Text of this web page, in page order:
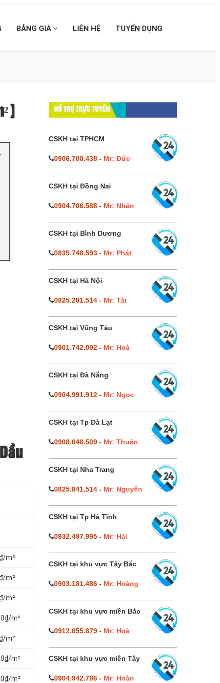
BẢNG GIÁ LIÊN HỆ TUYỂN DỤNG
】
m²
m²
m²
m²
m²
m²
m²
HỔ TRỢ TRỰC TUYẾN
CSKH tại TPHCM
0906.700.438- Mr: Đức
CSKH tại Đồng Nai
0904.706.588- Mr: Nhân
CSKH tại Bình Dương
0835.748.593- Mr: Phát
CSKH tại Hà Nội
0825.281.514- Mr: Tài
CSKH tại Vũng Tàu
0901.742.092- Mr: Hoà
CSKH tại Đà Nẵng
0904.991.912- Mr: Ngọc
CSKH tại Tp Đà Lạt
0908.648.509- Mr: Thuận
CSKH tại Nha Trang
0825.841.514- Mr: Nguyên
CSKH tại Tp Hà Tĩnh
0932.497.995- Mr: Hải
CSKH tại khu vực Tây Bắc
0903.181.486- Mr: Hoàng
CSKH tại khu vực miền Bắc
0912.655.679- Mr: Hoà
CSKH tại khu vực miền Tây
0904.942.786- Mr: Hoàn